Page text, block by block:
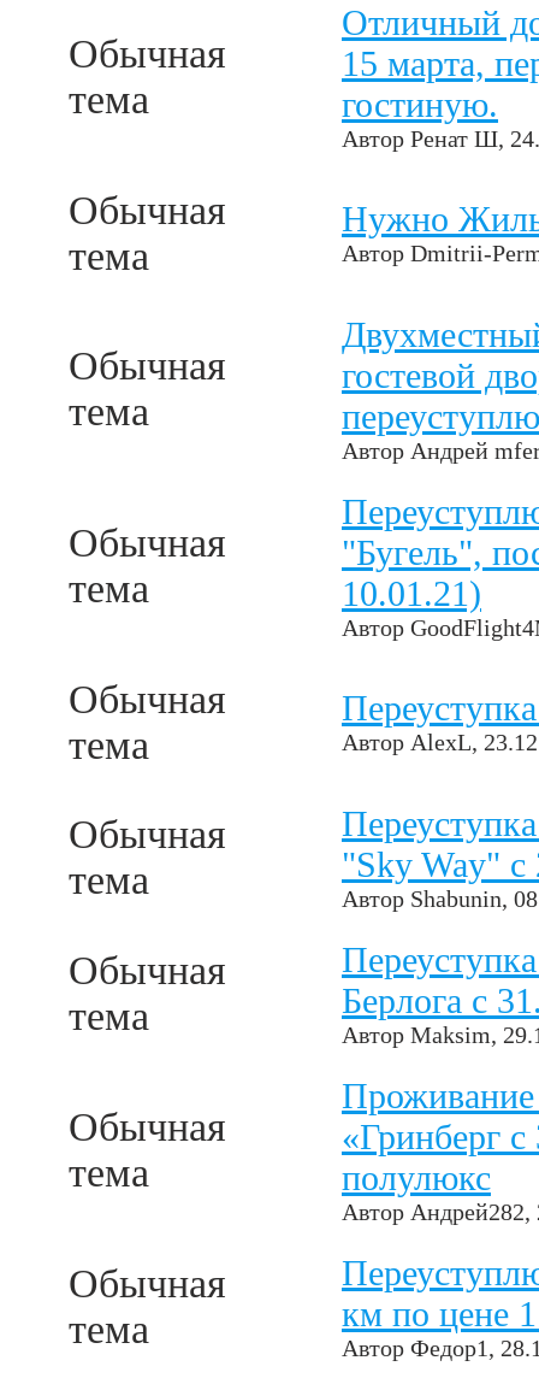
Обычная
тема
Отличный
15 марта,
гостиную.
Автор Ренат Ш,
Обычная
тема
Нужно
Автор Dmitrii-
Обычная
тема
гостевой
переуступлю
Автор Андрей mfer
Обычная
тема
"Бугель",
10.01.21)
Автор
Обычная
тема
Автор AlexL,
Обычная
тема
"Sky Way" с
Автор Shabunin,
Обычная
тема
Берлога с
Автор Maksim,
Обычная
тема
Проживание
«Гринберг
полулюкс
Автор Андрей282,
Обычная
тема
км по цене
Автор Федор1,